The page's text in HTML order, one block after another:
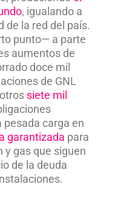
, igualando a
de la red del país.
punto— a parte
aumentos de
doce mil
de GNL
siete mil
carga en
garantizada para
y gas que siguen
de la deuda